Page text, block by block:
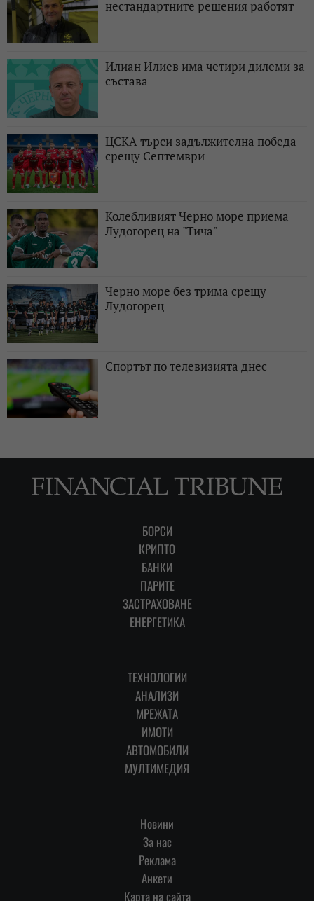
нестандартните решения работят
Илиан Илиев има четири дилеми за
състава
ЦСКА търси задължителна победа
срещу Септември
Колебливият Черно море приема
Лудогорец на "Тича"
Черно море без трима срещу
Лудогорец
Спортът по телевизията днес
БОРСИ
КРИПТО
БАНКИ
ПАРИТЕ
ЗАСТРАХОВАНЕ
ЕНЕРГЕТИКА
ТЕХНОЛОГИИ
АНАЛИЗИ
МРЕЖАТА
ИМОТИ
АВТОМОБИЛИ
МУЛТИМЕДИЯ
Новини
За нас
Реклама
Анкети
Карта на сайта